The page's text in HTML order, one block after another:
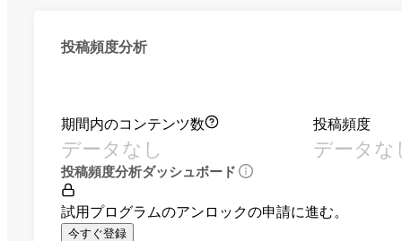
投稿頻度分析
期間内のコンテンツ数
データなし
投稿頻度
データな
投稿頻度分析ダッシュボード
試用プログラムのアンロックの申請に進む。
今すぐ登録